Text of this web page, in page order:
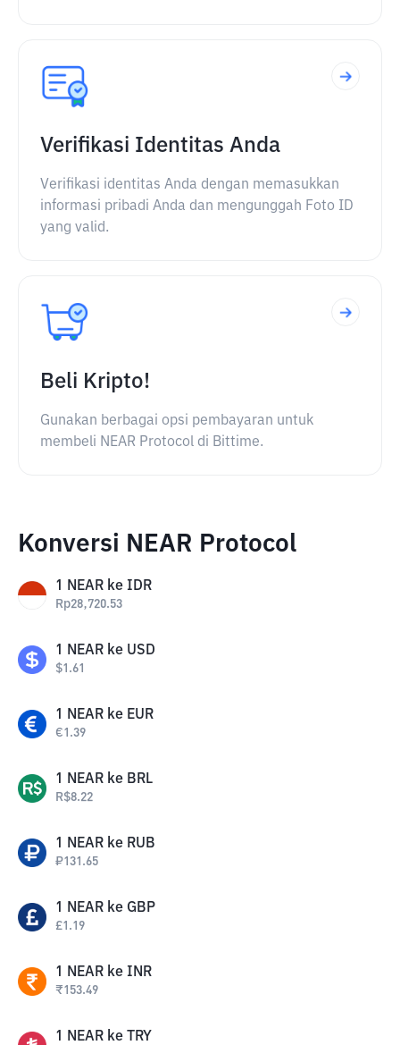
Verifikasi Identitas Anda
Verifikasi identitas Anda dengan memasukkan
informasi pribadi Anda dan mengunggah Foto ID
yang valid.
Beli Kripto!
Gunakan berbagai opsi pembayaran untuk
membeli NEAR Protocol di Bittime.
Konversi NEAR Protocol
1 NEAR ke IDR
Rp28,720.53
1 NEAR ke USD
$1.61
1 NEAR ke EUR
€1.39
1 NEAR ke BRL
R$8.22
1 NEAR ke RUB
₽131.65
1 NEAR ke GBP
£1.19
1 NEAR ke INR
₹153.49
1 NEAR ke TRY